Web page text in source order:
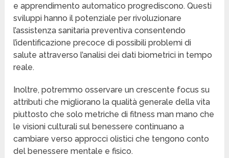
e apprendimento automatico progrediscono. Questi
sviluppi hanno il potenziale per rivoluzionare
l’assistenza sanitaria preventiva consentendo
l’identificazione precoce di possibili problemi di
salute attraverso l’analisi dei dati biometrici in tempo
reale.
Inoltre, potremmo osservare un crescente focus su
attributi che migliorano la qualità generale della vita
piuttosto che solo metriche di fitness man mano che
le visioni culturali sul benessere continuano a
cambiare verso approcci olistici che tengono conto
del benessere mentale e fisico.